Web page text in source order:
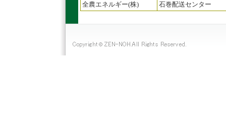
全農エネルギー(株)
石巻配送センター